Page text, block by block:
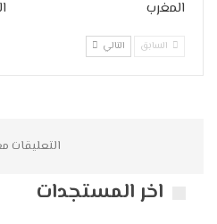
المغرب
السابق التالي
التعليقات
اخر المستجدات